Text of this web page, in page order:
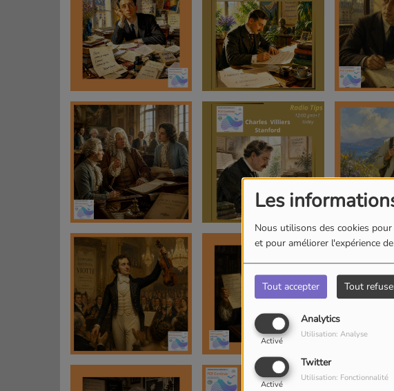
Les
Nous utilisons des cookies
et pour améliorer l'expérience
Tout accepter Tout
Analytics
Activé
Utilisation: Analyse
Twitter
Activé
Utilisation: Fonctionnalité